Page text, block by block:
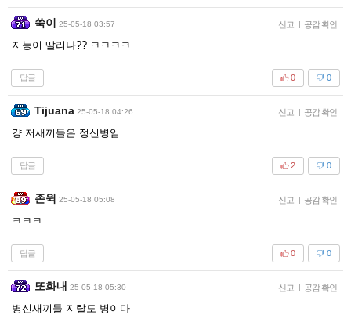
쑥이 25-05-18 03:57 신고 | 공감 확인
지능이 딸리나?? ㅋㅋㅋㅋ
답글 0
0
Tijuana 25-05-18 04:26 신고 | 공감 확인
걍 저새끼들은 정신병임
답글 0
2
존윅 25-05-18 05:08 신고 | 공감 확인
ㅋㅋㅋ
답글 0
0
또화내 25-05-18 05:30 신고 | 공감 확인
병신새끼들 지랄도 병이다